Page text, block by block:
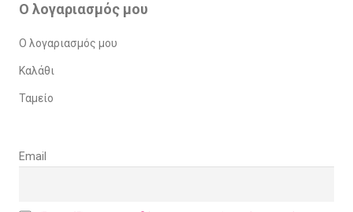
Ο λογαριασμός μου
Ο λογαριασμός μου
Καλάθι
Ταμείο
Email